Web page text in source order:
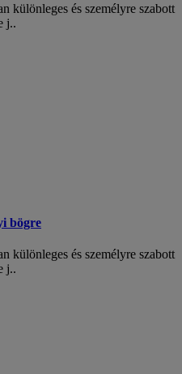
különleges és személyre szabott
j..
bögre
különleges és személyre szabott
j..